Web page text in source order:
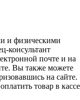
и физическими
консультант
почте и на
Вы также можете
на сайте.
товар в кассе